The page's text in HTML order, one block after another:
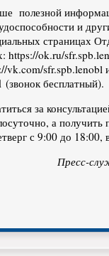
полезной
и
страницах
https://ok.ru/
vk.com/sfr.spb.lenobl
(звонок бесплатный).
за
а получить
с 9:00 до
Пресс-